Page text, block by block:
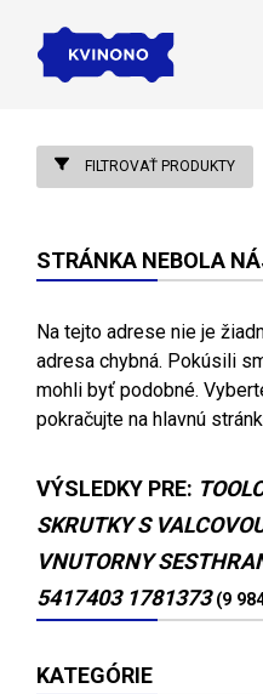
FILTROVAŤ PRODUKTY
STRÁNKA NEBOLA
Na tejto adrese nie je
adresa chybná. Pokúsili
mohli byť podobné.
pokračujte na hlavnú
VÝSLEDKY PRE:
SKRUTKY S
VNUTORNY
5417403 1781373 (9
KATEGÓRIE